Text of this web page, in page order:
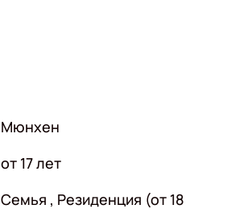
Мюнхен
от 17 лет
Семья , Резиденция (от 18